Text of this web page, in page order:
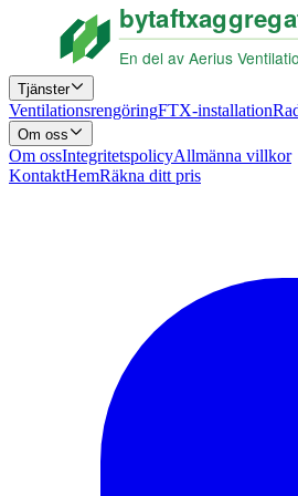
Tjänster
VentilationsrengöringFTX-installation
Om oss
Om ossIntegritetspolicyAllmänna villkor
KontaktHemRäkna ditt pris